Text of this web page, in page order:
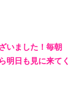
いました！毎朝
明日も見に来てく